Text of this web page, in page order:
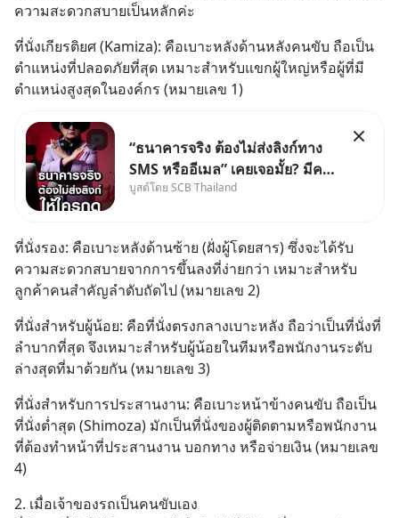
ความสะดวกสบายเป็นหลักค่ะ
ที่นั่งเกียรติยศ (Kamiza): คือเบาะหลังด้านหลังคนขับ ถือเป็น
ตำแหน่งที่ปลอดภัยที่สุด เหมาะสำหรับแขกผู้ใหญ่หรือผู้ที่มี
ตำแหน่งสูงสุดในองค์กร (หมายเลข 1)
“ธนาคารจริง ต้องไม่ส่งลิงก์ทาง
SMS หรืออีเมล” เคยเจอมั้ย? มีคน
อ้างว่าโทรจากธนาคาร บอกว่า
หรือสแกนคิวอาร์โค้ดทันที มาฟัง
“ป้าเก๋าเล่ากลโกง” เพื่อรู้ทันมุก
หลอกลวงในคราบ
บูสต์โดย SCB Thailand
ที่นั่งรอง: คือเบาะหลังด้านซ้าย (ฝั่งผู้โดยสาร) ซึ่งจะได้รับ
ความสะดวกสบายจากการขึ้นลงที่ง่ายกว่า เหมาะสำหรับ
ลูกค้าคนสำคัญลำดับถัดไป (หมายเลข 2)
ที่นั่งสำหรับผู้น้อย: คือที่นั่งตรงกลางเบาะหลัง ถือว่าเป็นที่นั่งที่
ลำบากที่สุด จึงเหมาะสำหรับผู้น้อยในทีมหรือพนักงานระดับ
ล่างสุดที่มาด้วยกัน (หมายเลข 3)
ที่นั่งสำหรับการประสานงาน: คือเบาะหน้าข้างคนขับ ถือเป็น
ที่นั่งต่ำสุด (Shimoza) มักเป็นที่นั่งของผู้ติดตามหรือพนักงาน
ที่ต้องทำหน้าที่ประสานงาน บอกทาง หรือจ่ายเงิน (หมายเลข
4)
2. เมื่อเจ้าของรถเป็นคนขับเอง